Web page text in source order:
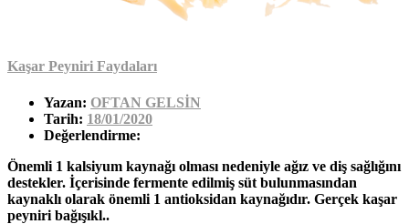
Kaşar Peyniri Faydaları
Yazan: OFTAN GELSİN
Tarih: 18/01/2020
Değerlendirme:
Önemli 1 kalsiyum kaynağı olması nedeniyle ağız ve diş sağlığını
destekler. İçerisinde fermente edilmiş süt bulunmasından
kaynaklı olarak önemli 1 antioksidan kaynağıdır. Gerçek kaşar
peyniri bağışıkl..